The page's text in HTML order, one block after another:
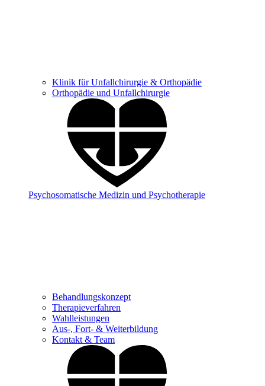
Klinik für Unfallchirurgie & Orthopädie
Orthopädie und Unfallchirurgie
Psychosomatische Medizin und Psychotherapie
Behandlungskonzept
Therapieverfahren
Wahlleistungen
Aus-, Fort- & Weiterbildung
Kontakt & Team